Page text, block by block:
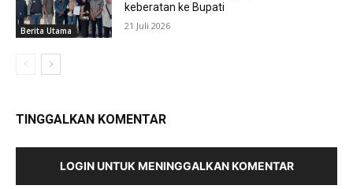
Berita Utama
keberatan ke Bupati
21 Juli 2026
TINGGALKAN KOMENTAR
LOGIN UNTUK MENINGGALKAN KOMENTAR